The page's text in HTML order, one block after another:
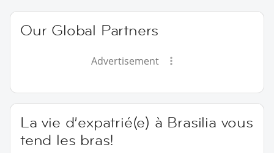
Our Global Partners
Advertisement
La vie d’expatrié(e) à Brasilia vous
tend les bras!